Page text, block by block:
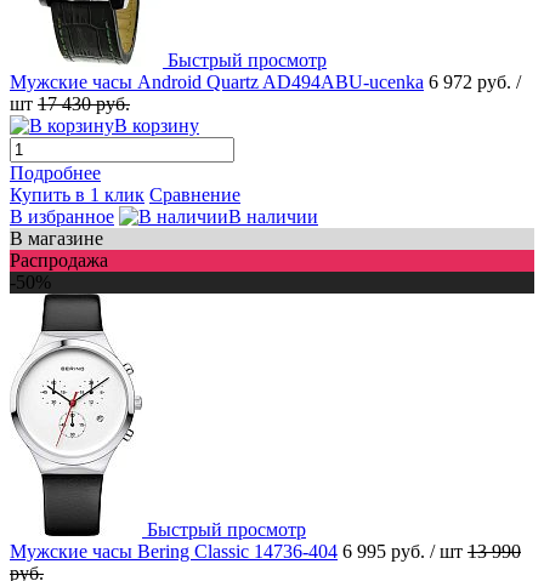
Быстрый просмотр
Мужские часы Android Quartz AD494ABU-ucenka 6 972 руб. /
шт 17 430 руб.
В корзину
Подробнее
Купить в 1 клик Сравнение
В избранное
В наличии
В магазине
Распродажа
-50%
Быстрый просмотр
Мужские часы Bering Classic 14736-404 6 995 руб. / шт 13 990
руб.